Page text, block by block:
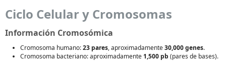
Ciclo Celular y Cromosomas
Información Cromosómica
Cromosoma humano:23 pares, aproximadamente30,000 genes.
Cromosoma bacteriano: aproximadamente 1,500 pb (pares de bases).